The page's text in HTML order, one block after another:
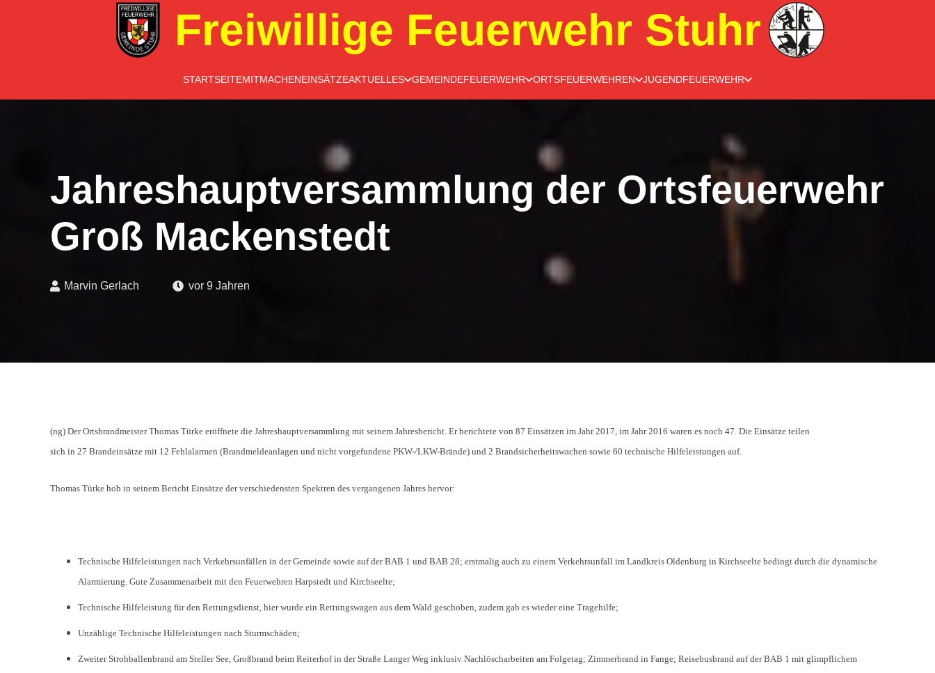
Freiwillige Feuerwehr Stuhr
STARTSEITEMITMACHENEINSÄTZEAKTUELLES GEMEINDEFEUERWEHR ORTSFEUERWEHREN JUGENDFEUERWEHR
Jahreshauptversammlung der Ortsfeuerwehr
Groß Mackenstedt
Marvin Gerlach vor 9 Jahren
(ng) Der Ortsbrandmeister Thomas Türke eröffnete die Jahreshauptversammlung mit seinem Jahresbericht. Er berichtete von 87 Einsätzen im Jahr 2017, im Jahr 2016 waren es noch 47. Die Einsätze teilen
sich in 27 Brandeinsätze mit 12 Fehlalarmen (Brandmeldeanlagen und nicht vorgefundene PKW-/LKW-Brände) und 2 Brandsicherheitswachen sowie 60 technische Hilfeleistungen auf.
Thomas Türke hob in seinem Bericht Einsätze der verschiedensten Spektren des vergangenen Jahres hervor:
Technische Hilfeleistungen nach Verkehrsunfällen in der Gemeinde sowie auf der BAB 1 und BAB 28; erstmalig auch zu einem Verkehrsunfall im Landkreis Oldenburg in Kirchseelte bedingt durch die dynamische
Alarmierung. Gute Zusammenarbeit mit den Feuerwehren Harpstedt und Kirchseelte;
Technische Hilfeleistung für den Rettungsdienst, hier wurde ein Rettungswagen aus dem Wald geschoben, zudem gab es wieder eine Tragehilfe;
Unzählige Technische Hilfeleistungen nach Sturmschäden;
Zweiter Strohballenbrand am Steller See, Großbrand beim Reiterhof in der Straße Langer Weg inklusiv Nachlöscharbeiten am Folgetag; Zimmerbrand in Fange; Reisebusbrand auf der BAB 1 mit glimpflichem